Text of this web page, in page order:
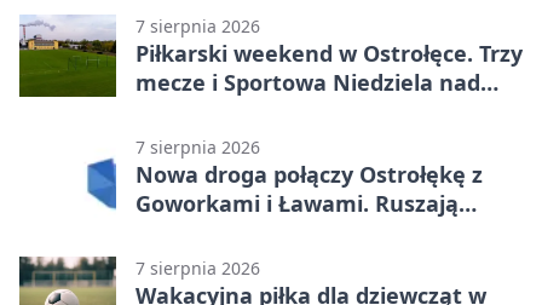
7 sierpnia 2026
Piłkarski weekend w Ostrołęce. Trzy
mecze i Sportowa Niedziela nad
7 sierpnia 2026
Nowa droga połączy Ostrołękę z
Goworkami i Ławami. Ruszają
7 sierpnia 2026
Wakacyjna piłka dla dziewcząt w